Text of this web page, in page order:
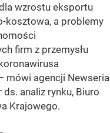
wzrostu eksportu
kosztowa, a problemy
firm z przemysłu
mówi agencji Newseria
analiz rynku, Biuro
Krajowego.